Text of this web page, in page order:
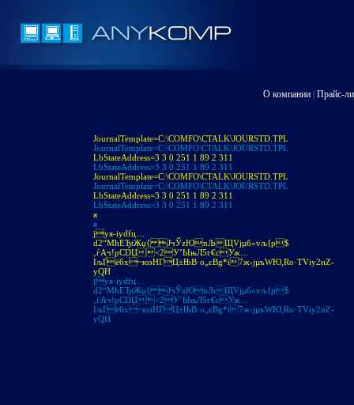
О компании Прайс-
JournalTemplate=C:\COMFO\CTALK\JOURSTD.TPL
JournalTemplate=C:\COMFO\CTALK\JOURSTD.TPL
LbStateAddress=3 3 0 251 1 89 2 311
LbStateAddress=3 3 0 251 1 89 2 311
JournalTemplate=C:\COMFO\CTALK\JOURSTD.TPL
JournalTemplate=C:\COMFO\CTALK\JOURSTD.TPL
LbStateAddress=3 3 0 251 1 89 2 311
LbStateAddress=3 3 0 251 1 89 2 311
я
я
jуя-іуdfц…
d2“МћЕЂtЖџ{ JчЎzЮnЉЩVjµб«vљ{p$
‚ѓAч!pСDЏ<2У’ЫњЛ5г€cУж…
IљҐё6х~юэНГЦ±ЊB·o„єBg*ї7ж‹jµъWЮ,Ro·ТVіу2иZ­
уQH
jуя-іуdfц…
d2“МћЕЂtЖџ{ JчЎzЮnЉЩVjµб«vљ{p$
‚ѓAч!pСDЏ<2У’ЫњЛ5г€cУж…
IљҐё6х~юэНГЦ±ЊB·o„єBg*ї7ж‹jµъWЮ,Ro·ТVіу2иZ­
уQH